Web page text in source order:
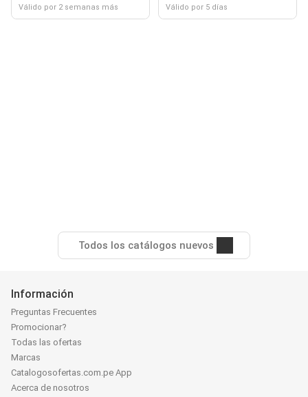
Válido por 2 semanas más Válido por 5 días
Todos los catálogos nuevos
Información
Preguntas Frecuentes
Promocionar?
Todas las ofertas
Marcas
Catalogosofertas.com.pe App
Acerca de nosotros